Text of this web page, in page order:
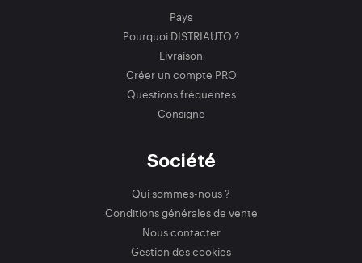
Pays
Pourquoi DISTRIAUTO ?
Livraison
Créer un compte PRO
Questions fréquentes
Consigne
Société
Qui sommes-nous ?
Conditions générales de vente
Nous contacter
Gestion des cookies